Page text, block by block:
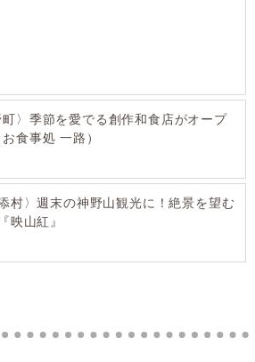
町〉季節を愛でる創作和食店がオープ
食事処 一路）
添村〉週末の神野山観光に！絶景を望む
映山紅』